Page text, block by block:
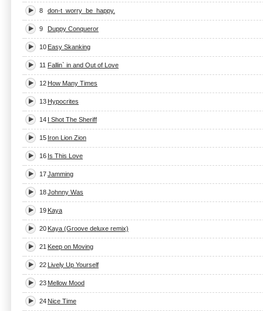
8 don-t_worry_be_happy.
9 Duppy Conqueror
10 Easy Skanking
11 Fallin` in and Out of Love
12 How Many Times
13 Hypocrites
14 I Shot The Sheriff
15 Iron Lion Zion
16 Is This Love
17Jamming
18Johnny Was
19 Kaya
20 Kaya (Groove deluxe remix)
21 Keep on Moving
22 Lively Up Yourself
23 Mellow Mood
24 Nice Time